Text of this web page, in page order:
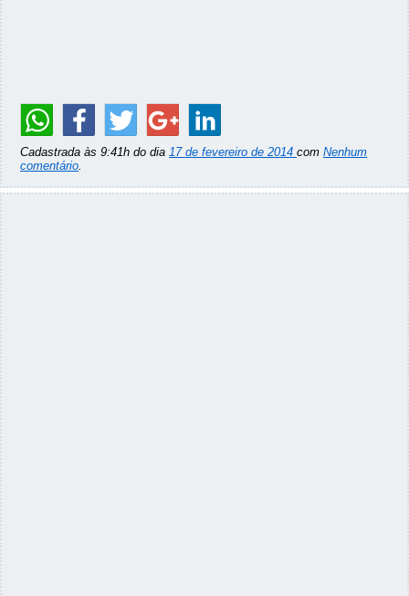
Cadastrada às 9:41h do dia 17 de fevereiro de 2014 com Nenhum
comentário.